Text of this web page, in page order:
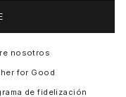
nosotros
for Good
de fidelización